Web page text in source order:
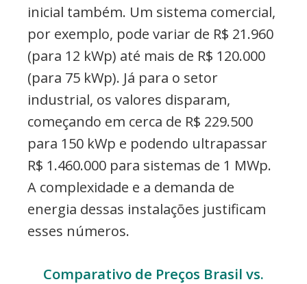
inicial também. Um sistema comercial,
por exemplo, pode variar de R$ 21.960
(para 12 kWp) até mais de R$ 120.000
(para 75 kWp). Já para o setor
industrial, os valores disparam,
começando em cerca de R$ 229.500
para 150 kWp e podendo ultrapassar
R$ 1.460.000 para sistemas de 1 MWp.
A complexidade e a demanda de
energia dessas instalações justificam
esses números.
Comparativo de Preços Brasil vs.